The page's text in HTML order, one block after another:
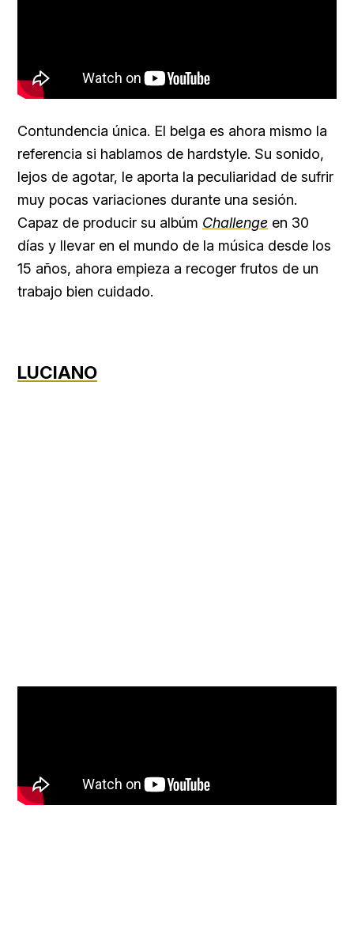
Contundencia única. El belga es ahora mismo la
referencia si hablamos de hardstyle. Su sonido,
lejos de agotar, le aporta la peculiaridad de sufrir
muy pocas variaciones durante una sesión.
Capaz de producir su albúm Challenge en 30
días y llevar en el mundo de la música desde los
15 años, ahora empieza a recoger frutos de un
trabajo bien cuidado.
LUCIANO